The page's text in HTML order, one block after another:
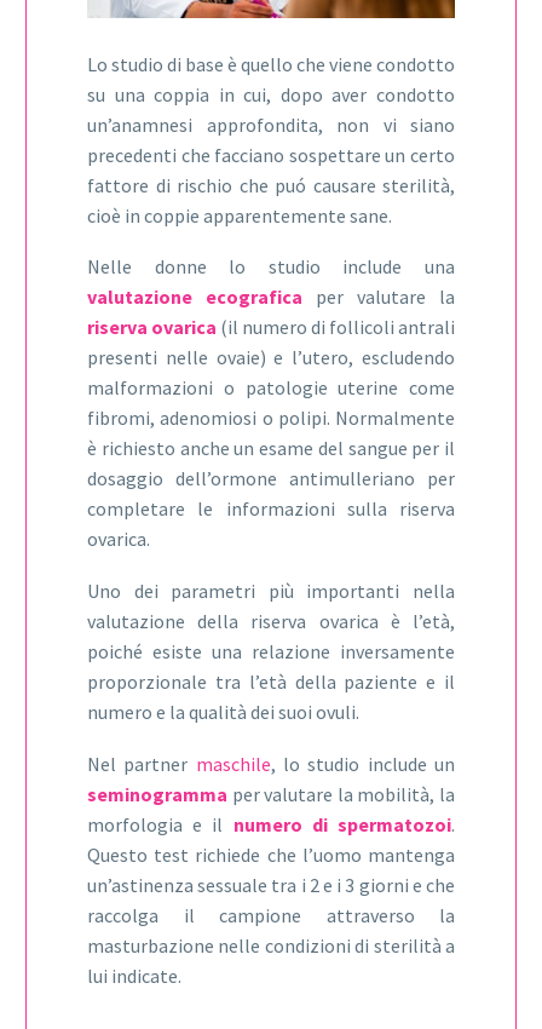
Lo studio di base è quello che viene condotto
su una coppia in cui, dopo aver condotto
un’anamnesi approfondita, non vi siano
precedenti che facciano sospettare un certo
fattore di rischio che puó causare sterilità,
cioè in coppie apparentemente sane.
Nelle donne lo studio include una
valutazione ecografica per valutare la
riserva ovarica (il numero di follicoli antrali
presenti nelle ovaie) e l’utero, escludendo
malformazioni o patologie uterine come
fibromi, adenomiosi o polipi. Normalmente
è richiesto anche un esame del sangue per il
dosaggio dell’ormone antimulleriano per
completare le informazioni sulla riserva
ovarica.
Uno dei parametri più importanti nella
valutazione della riserva ovarica è l’età,
poiché esiste una relazione inversamente
proporzionale tra l’età della paziente e il
numero e la qualità dei suoi ovuli.
Nel partner maschile, lo studio include un
seminogramma per valutare la mobilità, la
morfologia e il numero di spermatozoi.
Questo test richiede che l’uomo mantenga
un’astinenza sessuale tra i 2 e i 3 giorni e che
raccolga il campione attraverso la
masturbazione nelle condizioni di sterilità a
lui indicate.